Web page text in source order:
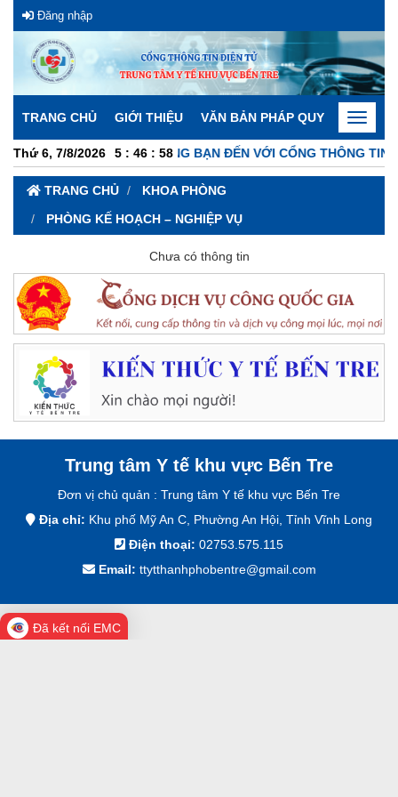
Đăng nhập
TRANG CHỦ GIỚI THIỆU VĂN BẢN PHÁP QUY THÔNG
Toggle
Thứ 6, 7/8/2026
5 : 46 : 58
CHÀO MỪNG BẠN ĐẾN VỚI CỔNG THÔNG TIN
TRANG CHỦ
KHOA PHÒNG
PHÒNG KẾ HOẠCH – NGHIỆP VỤ
Chưa có thông tin
Trung tâm Y tế khu vực Bến Tre
Đơn vị chủ quản : Trung tâm Y tế khu vực Bến Tre
Địa chỉ: Khu phố Mỹ An C, Phường An Hội, Tỉnh Vĩnh Long
Điện thoại: 02753.575.115
Email: ttytthanhphobentre@gmail.com
Đã kết nối EMC